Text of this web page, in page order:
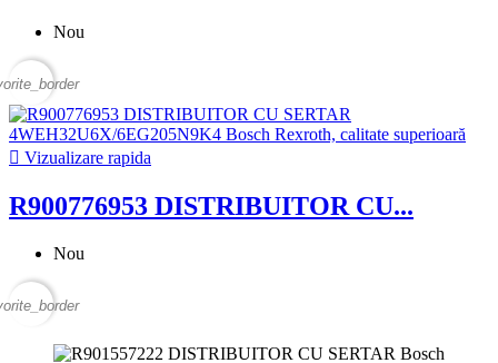
Nou
 Vizualizare rapida
R900776953 DISTRIBUITOR CU...
Nou